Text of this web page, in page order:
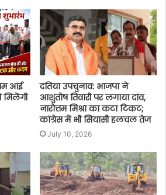
आई
मिलेंगी
दतिया उपचुनाव: भाजपा ने
आशुतोष तिवारी पर लगाया दांव,
नारोत्तम मिश्रा का कटा टिकट;
कांग्रेस में भी सियासी हलचल तेज
July 10, 2026